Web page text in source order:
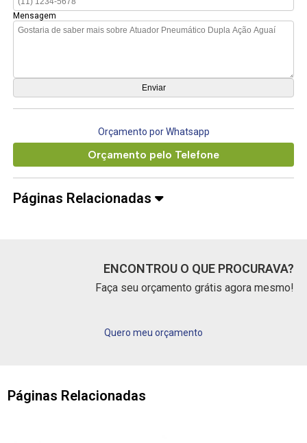
Mensagem
Orçamento por Whatsapp
Orçamento pelo Telefone
Páginas Relacionadas
ENCONTROU O QUE PROCURAVA?
Faça seu orçamento grátis agora mesmo!
Quero meu orçamento
Páginas Relacionadas